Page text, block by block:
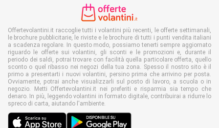
Offertevolantini.it raccoglie tutti i volantini più recenti, le offerte settimanali,
le brochure pubblicitarie, le riviste e le brochure di tutti i punti vendita italiani
a scadenza regolare. In questo modo, possiamo tenerti sempre aggiornato
riguardo le offerte sui volantini, gli sconti e le promozioni e, durante il
periodo dei saldi, potrai trovare con facilità quella particolare offerta, quello
sconto o quel ribasso nei negozi della tua zona. Spesso il nostro sito è il
primo a presentarti i nuovi volantini, persino prima che arrivino per posta.
Ovviamente, potrai anche visualizzarli sul posto di lavoro, a scuola o in
negozio. Metti Offertevolantini.it nei preferiti e risparmia sia tempo che
denaro. In più, leggendo volantini in formato digitale, contribuirai a ridurre lo
spreco di carta, aiutando l'ambiente.